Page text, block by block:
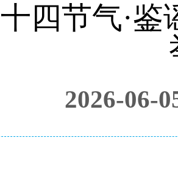
四节气·
2026-06-